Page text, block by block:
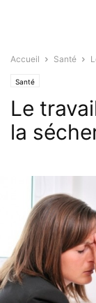
Accueil Santé
Santé
Le
la